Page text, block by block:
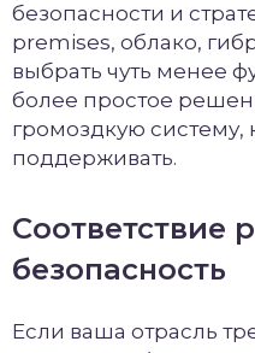
безопасности и
premises, облако,
выбрать чуть менее
более простое
громоздкую систему,
поддерживать.
Соответствие
безопасность
Если ваша отрасль